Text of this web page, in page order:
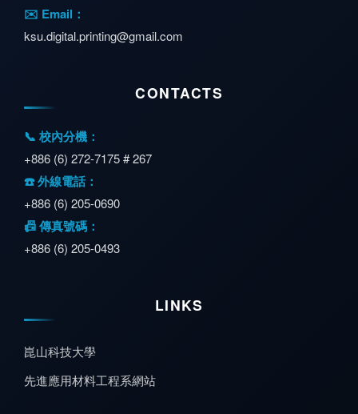
✉️ Email：
ksu.digital.printing@gmail.com
CONTACTS
📞 校內分機：
+886 (6) 272-7175 # 267
☎️ 外線電話：
+886 (6) 205-0690
📠 傳真號碼：
+886 (6) 205-0493
LINKS
崑山科技大學
先進應用材料工程系網站